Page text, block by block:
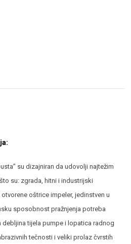
su dizajniran da udovolji najtežim
su: zgrada, hitni i industrijski
oštrice impeler, jedinstven u
sposobnost pražnjenja potreba
debljina tijela pumpe i lopatica radnog
tečnosti i veliki prolaz čvrstih